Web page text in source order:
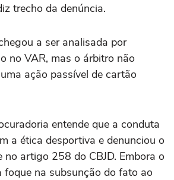
trecho da denúncia.
a ser analisada por
no VAR, mas o árbitro não
ação passível de cartão
entende que a conduta
a ética desportiva e denunciou o
no artigo 258 do CBJD. Embora o
foque na subsunção do fato ao